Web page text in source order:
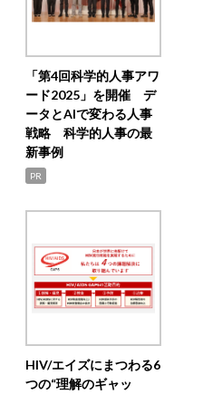
「第4回科学的人事アワ
ード2025」を開催 デ
ータとAIで変わる人事
戦略 科学的人事の最
新事例
PR
HIV/エイズにまつわる6
つの“理解のギャッ